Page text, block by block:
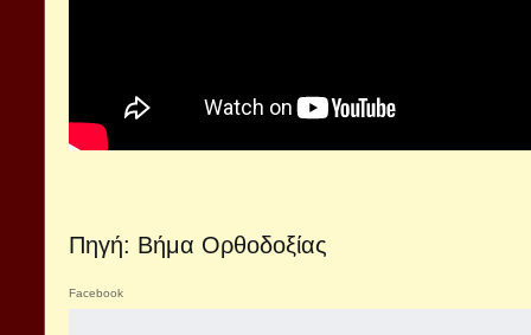
Πηγή: Βήμα Ορθοδοξίας
Facebook